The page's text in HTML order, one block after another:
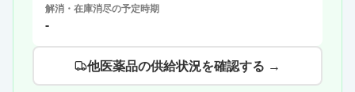
解消・在庫消尽の予定時期
-
他医薬品の供給状況を確認する →